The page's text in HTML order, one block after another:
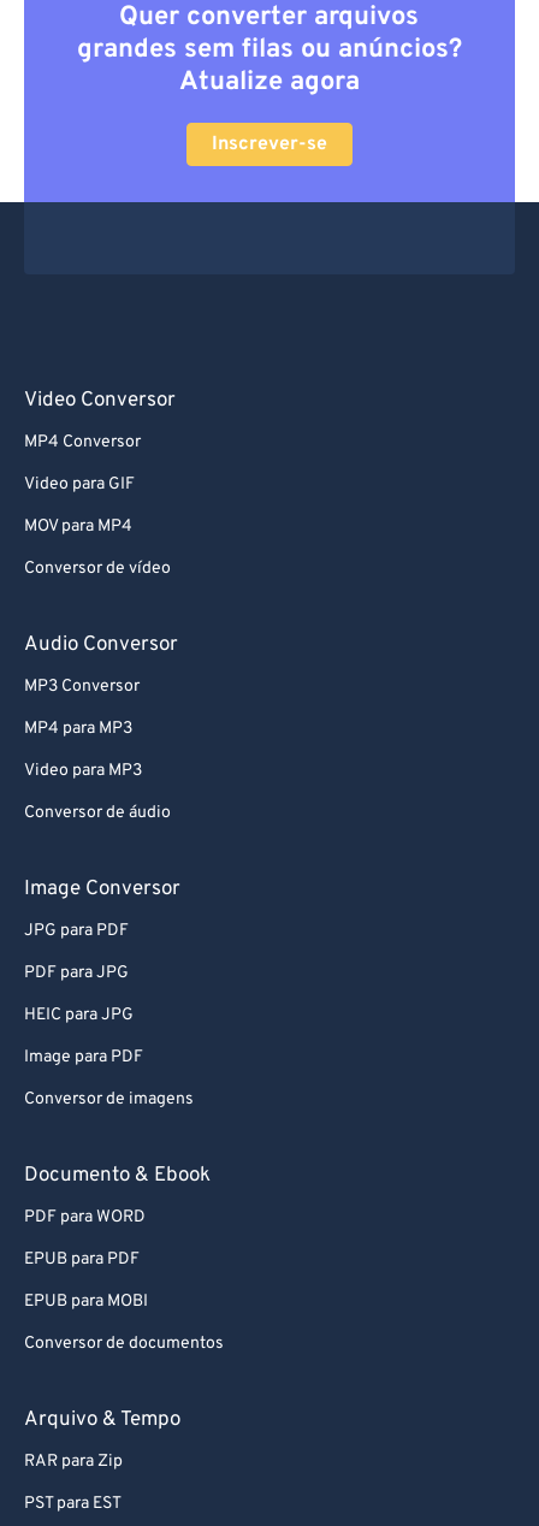
Quer converter arquivos
grandes sem filas ou anúncios?
Atualize agora
Inscrever-se
Video Conversor
MP4 Conversor
Video para GIF
MOV para MP4
Conversor de vídeo
Audio Conversor
MP3 Conversor
MP4 para MP3
Video para MP3
Conversor de áudio
Image Conversor
JPG para PDF
PDF para JPG
HEIC para JPG
Image para PDF
Conversor de imagens
Documento & Ebook
PDF para WORD
EPUB para PDF
EPUB para MOBI
Conversor de documentos
Arquivo & Tempo
RAR para Zip
PST para EST